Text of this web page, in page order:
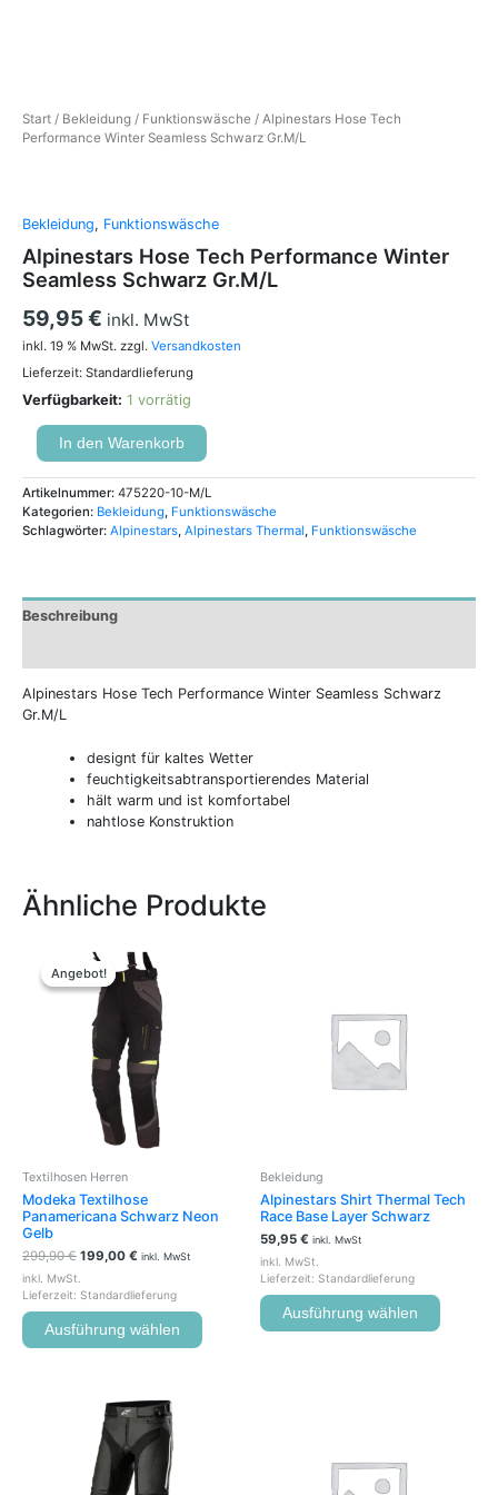
Start / Bekleidung / Funktionswäsche / Alpinestars Hose Tech
Performance Winter Seamless Schwarz Gr.M/L
Bekleidung, Funktionswäsche
Alpinestars Hose Tech Performance Winter
Seamless Schwarz Gr.M/L
59,95€ inkl. MwSt
inkl. 19 % MwSt. zzgl. Versandkosten
Lieferzeit: Standardlieferung
Verfügbarkeit: 1 vorrätig
In den Warenkorb
Artikelnummer: 475220-10-M/L
Kategorien: Bekleidung, Funktionswäsche
Schlagwörter: Alpinestars, Alpinestars Thermal, Funktionswäsche
Beschreibung
Alpinestars Hose Tech Performance Winter Seamless Schwarz
Gr.M/L
designt für kaltes Wetter
feuchtigkeitsabtransportierendes Material
hält warm und ist komfortabel
nahtlose Konstruktion
Ähnliche Produkte
Angebot!
Angebot!
Textilhosen Herren
Modeka Textilhose
Panamericana Schwarz Neon
Gelb
299,90€
Ursprünglicher
Preis
war:
299,90 €
199,00 €
Aktueller
Preis
ist:
199,00 €.
inkl. MwSt
inkl. MwSt.
Lieferzeit: Standardlieferung
Ausführung wählen
Produktseite
werden
Bekleidung
Alpinestars Shirt Thermal Tech
Race Base Layer Schwarz
59,95 € inkl. MwSt
inkl. MwSt.
Lieferzeit: Standardlieferung
Ausführung wählen
gewählt